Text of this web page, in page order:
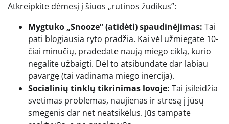
Atkreipkite dėmesį į šiuos „rutinos žudikus”:
Mygtuko „Snooze” (atidėti) spaudinėjimas: Tai
pati blogiausia ryto pradžia. Kai vėl užmiegate 10-
čiai minučių, pradedate naują miego ciklą, kurio
negalite užbaigti. Dėl to atsibundate dar labiau
pavargę (tai vadinama miego inercija).
Socialinių tinklų tikrinimas lovoje: Tai įsileidžia
svetimas problemas, naujienas ir stresą į jūsų
smegenis dar net neatsikėlus. Jūs tampate